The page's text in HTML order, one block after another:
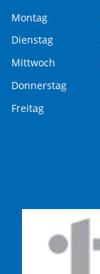
Montag
Dienstag
Mittwoch
Donnerstag
Freitag